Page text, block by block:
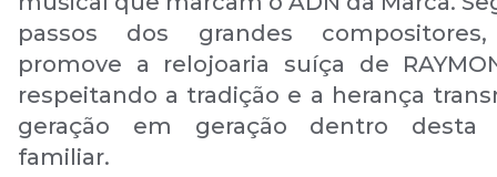
passos dos grandes
promove a relojoaria suíça de
respeitando a tradição e a herança
geração em geração dentro desta
familiar.